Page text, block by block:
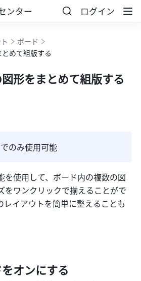
ンター ログイン
ボード
めて組版する
形をまとめて組版する
のみ使用可能
を使用して、ボード内の複数の図
をワンクリックで揃えることがで
レイアウトを簡単に整えることも
オンにする